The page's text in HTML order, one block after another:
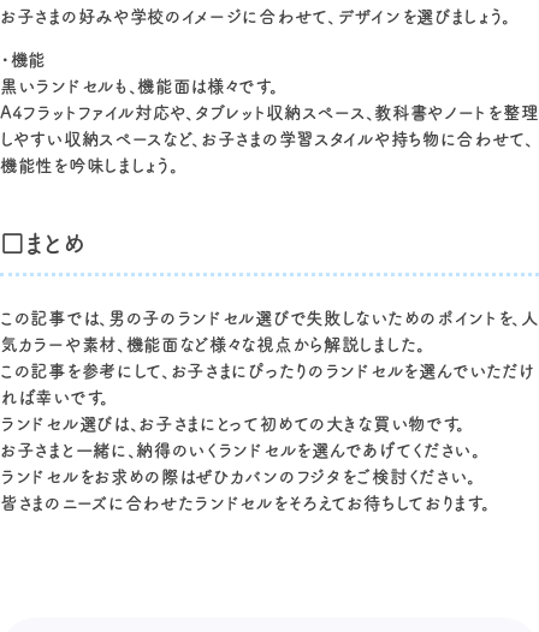
お子さまの好みや学校のイメージに合わせて、デザインを選びましょう。
・機能
黒いランドセルも、機能面は様々です。
A4フラットファイル対応や、タブレット収納スペース、教科書やノートを整理
しやすい収納スペースなど、お子さまの学習スタイルや持ち物に合わせて、
機能性を吟味しましょう。
□まとめ
この記事では、男の子のランドセル選びで失敗しないためのポイントを、人
気カラーや素材、機能面など様々な視点から解説しました。
この記事を参考にして、お子さまにぴったりのランドセルを選んでいただけ
れば幸いです。
ランドセル選びは、お子さまにとって初めての大きな買い物です。
お子さまと一緒に、納得のいくランドセルを選んであげてください。
ランドセルをお求めの際はぜひカバンのフジタをご検討ください。
皆さまのニーズに合わせたランドセルをそろえてお待ちしております。